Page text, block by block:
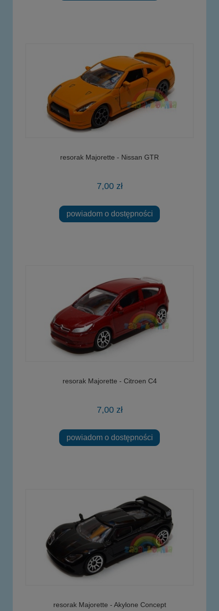
resorak Majorette - Nissan GTR
7,00 zł
powiadom o dostępności
resorak Majorette - Citroen C4
7,00 zł
powiadom o dostępności
resorak Majorette - Akylone Concept